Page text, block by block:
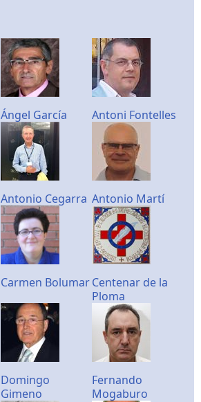
Ángel García Antoni Fontelles
Antonio Cegarra Antonio Martí
Carmen BolumarCentenar de la
Ploma
Domingo
Gimeno
Fernando
Mogaburo